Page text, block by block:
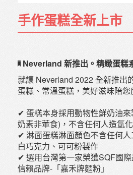
手作蛋糕全新上市
Neverland 新推出。精緻蛋糕
就讓 Neverland 2022 全新推出
蛋糕、常溫蛋糕，美好滋味陪您
✔ 蛋糕本身採用動物性鮮奶油
奶素非葷食)，不含任何人造氫
✔ 淋面蛋糕淋面顏色不含任何人
白巧克力、可可粉製作
✔ 選用台灣第一家榮獲SQF國
信賴品牌-「嘉禾牌麵粉」